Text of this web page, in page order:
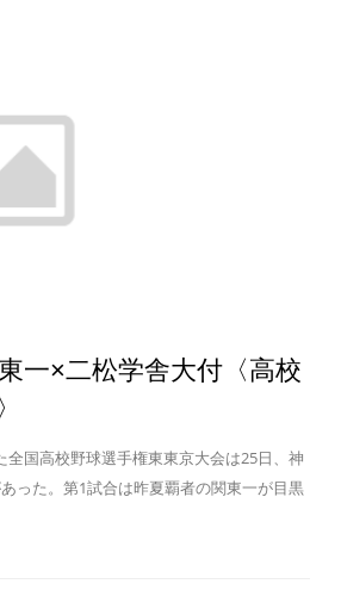
一×二松学舎大付〈高校
全国高校野球選手権東東京大会は25日、神
った。第1試合は昨夏覇者の関東一が目黒